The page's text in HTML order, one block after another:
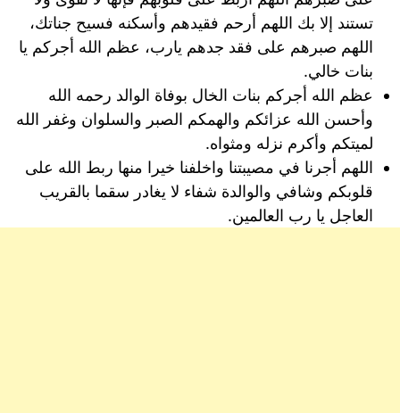
تستند إلا بك اللهم أرحم فقيدهم وأسكنه فسيح جناتك،
اللهم صبرهم على فقد جدهم يارب، عظم الله أجركم يا
بنات خالي.
عظم الله أجركم بنات الخال بوفاة الوالد رحمه الله
وأحسن الله عزائكم والهمكم الصبر والسلوان وغفر الله
لميتكم وأكرم نزله ومثواه.
اللهم أجرنا في مصيبتنا واخلفنا خيرا منها ربط الله على
قلوبكم وشافي والوالدة شفاء لا يغادر سقما بالقريب
العاجل يا رب العالمين.